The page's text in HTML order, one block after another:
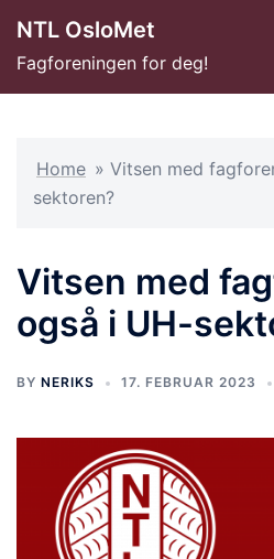
innhold
NTL OsloMet
Fagforeningen for deg!
Home » Vitsen med
sektoren?
Vitsen med
også i UH-
BY NERIKS 17. FEBRUAR 2023